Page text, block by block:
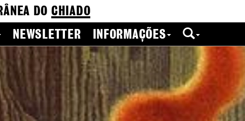
DO CHIADO
NEWSLETTER INFORMAÇÕES